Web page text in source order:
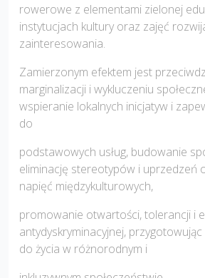
rowerowe z elementami zielonej
instytucjach kultury oraz zajęć
zainteresowania.
Zamierzonym efektem jest
marginalizacji i wykluczeniu
wspieranie lokalnych inicjatyw i
do
podstawowych usług, budowanie
eliminację stereotypów i uprzedzeń
napięć międzykulturowych,
promowanie otwartości, tolerancji i
antydyskryminacyjnej,
do życia w różnorodnym i